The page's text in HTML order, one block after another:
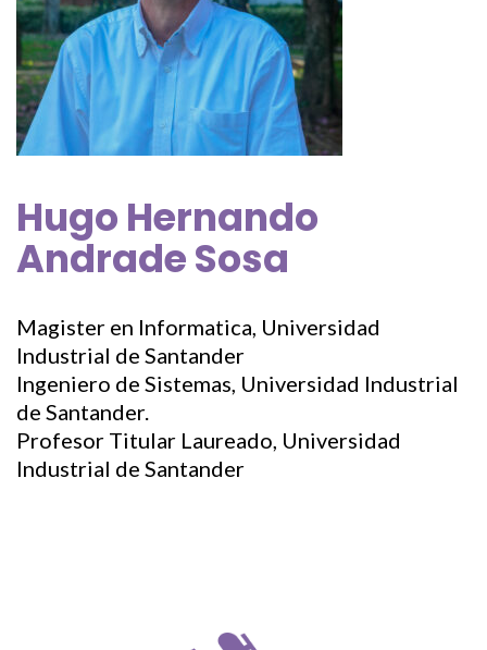
Hugo Hernando
Andrade Sosa
Magister en Informatica, Universidad
Industrial de Santander
Ingeniero de Sistemas, Universidad Industrial
de Santander.
Profesor Titular Laureado, Universidad
Industrial de Santander